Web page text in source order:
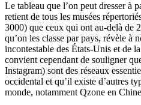
Le tableau que l’on peut dresser à
retient de tous les musées
3000) que ceux qui ont au-delà de
qu’on les classe par pays, révèle à
incontestable des États-Unis et de
convient cependant de souligner
Instagram) sont des réseaux
occidental et qu’il existe d’autres
monde, notamment Qzone en